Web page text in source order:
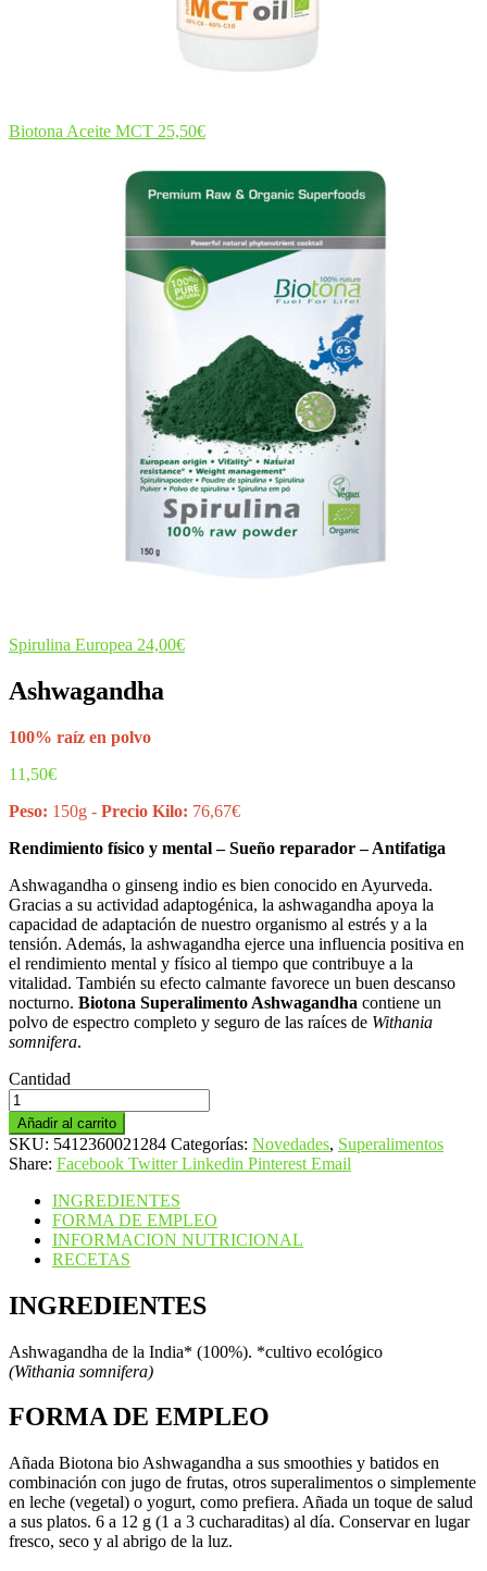
Biotona Aceite MCT 25,50€
Spirulina Europea 24,00€
Ashwagandha
100% raíz en polvo
11,50€
Peso: 150g - Precio Kilo: 76,67€
Rendimiento físico y mental – Sueño reparador – Antifatiga
Ashwagandha o ginseng indio es bien conocido en Ayurveda.
Gracias a su actividad adaptogénica, la ashwagandha apoya la
capacidad de adaptación de nuestro organismo al estrés y a la
tensión. Además, la ashwagandha ejerce una influencia positiva en
el rendimiento mental y físico al tiempo que contribuye a la
vitalidad. También su efecto calmante favorece un buen descanso
nocturno. Biotona Superalimento Ashwagandha contiene un
polvo de espectro completo y seguro de las raíces de Withania
somnifera.
Cantidad
Ashwagandha
cantidad
Añadir al carrito
SKU: 5412360021284 Categorías: Novedades, Superalimentos
Share: Facebook Twitter Linkedin Pinterest Email
INGREDIENTES
FORMA DE EMPLEO
INFORMACION NUTRICIONAL
RECETAS
INGREDIENTES
Ashwagandha de la India* (100%). *cultivo ecológico
(Withania somnifera)
FORMA DE EMPLEO
Añada Biotona bio Ashwagandha a sus smoothies y batidos en
combinación con jugo de frutas, otros superalimentos o simplemente
en leche (vegetal) o yogurt, como prefiera. Añada un toque de salud
a sus platos. 6 a 12 g (1 a 3 cucharaditas) al día. Conservar en lugar
fresco, seco y al abrigo de la luz.